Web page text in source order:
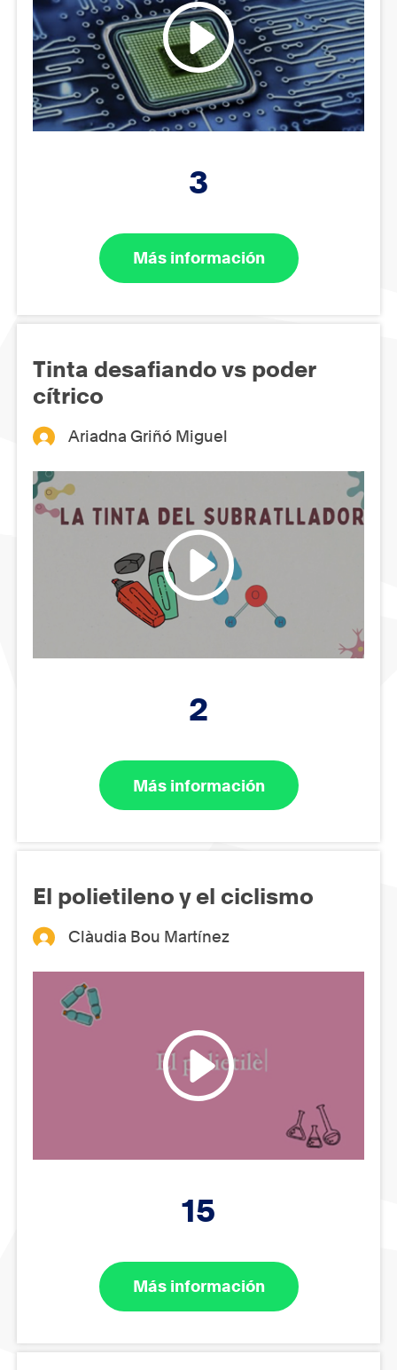
3
Más información
Tinta desafiando vs poder
cítrico
Ariadna Griñó Miguel
2
Más información
El polietileno y el ciclismo
Clàudia Bou Martínez
15
Más información